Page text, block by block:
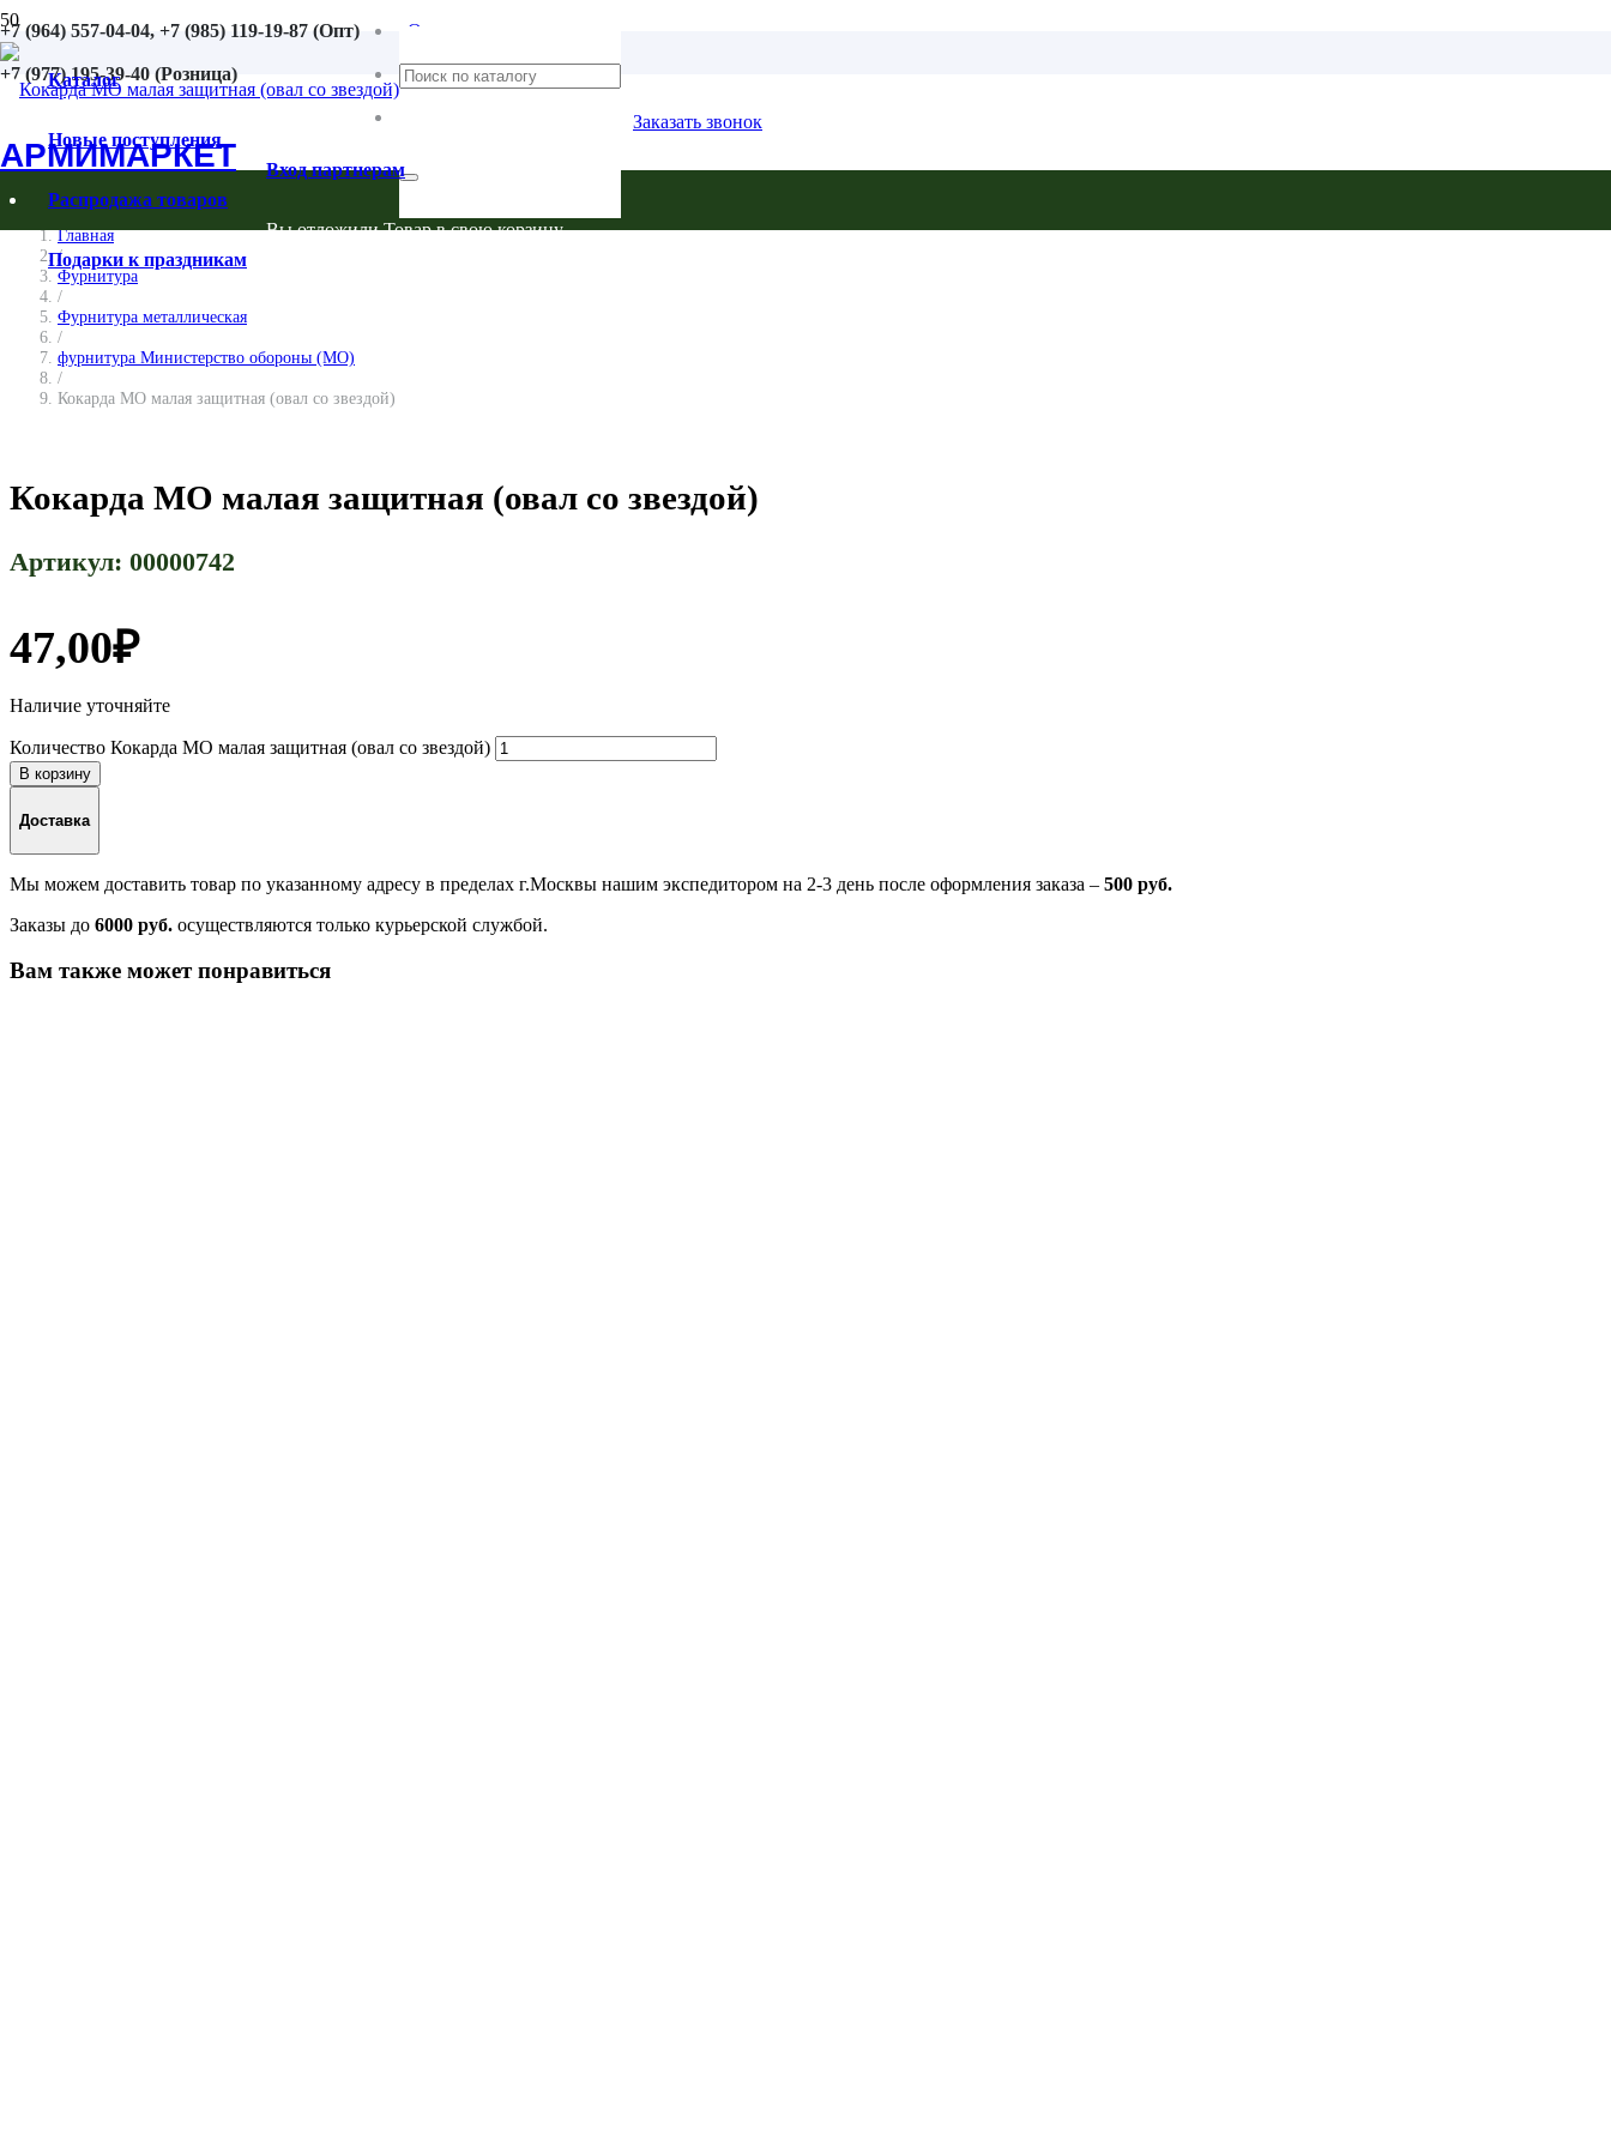
+7 (964) 557-04-04, +7 (985) 119-19-87 (Опт)
+7 (977) 195-39-40 (Розница)
Оплата
Возврат
АРМИМАРКЕТ
Заказать звонок
Каталог
Новые поступления
Распродажа товаров
Подарки к праздникам
Вход партнерам
Вы отложилиТоварв свою корзину.
Главная
/
Фурнитура
/
Фурнитура металлическая
/
фурнитура Министерство обороны (МО)
/
Кокарда МО малая защитная (овал со звездой)
Кокарда МО малая защитная (овал со звездой)
Артикул: 00000742
47,00₽
Наличие уточняйте
Количество Кокарда МО малая защитная (овал со звездой)
В корзину
Доставка
Мы можем доставить товар по указанному адресу в пределах г.Москвы нашим экспедитором на 2-3 день после оформления заказа – 500 руб.
Заказы до 6000 руб. осуществляются только курьерской службой.
Вам также может понравиться